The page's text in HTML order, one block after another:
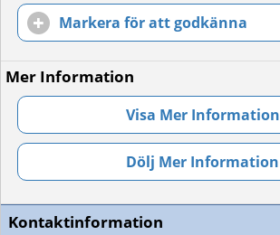
Markera för att godkänna
Mer Information
Visa Mer Information
Dölj Mer Information
Kontaktinformation